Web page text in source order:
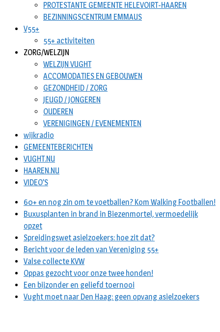
PROTESTANTE GEMEENTE HELEVOIRT-HAAREN
BEZINNINGSCENTRUM EMMAUS
V55+
55+ activiteiten
ZORG/WELZIJN
WELZIJN VUGHT
ACCOMODATIES EN GEBOUWEN
GEZONDHEID / ZORG
JEUGD / JONGEREN
OUDEREN
VERENIGINGEN / EVENEMENTEN
wijkradio
GEMEENTEBERICHTEN
VUGHT.NU
HAAREN.NU
VIDEO’S
60+ en nog zin om te voetballen? Kom Walking Footballen!
Buxusplanten in brand in Biezenmortel, vermoedelijk
opzet
Spreidingswet asielzoekers: hoe zit dat?
Bericht voor de leden van Vereniging 55+
Valse collecte KVW
Oppas gezocht voor onze twee honden!
Een bijzonder en geliefd toernooi
Vught moet naar Den Haag: geen opvang asielzoekers